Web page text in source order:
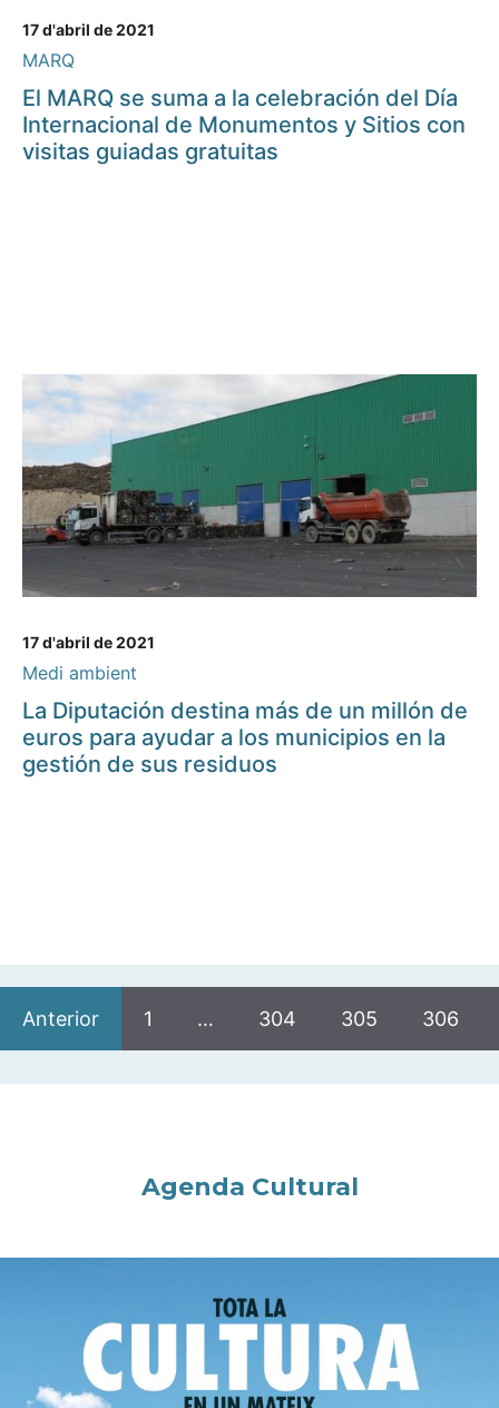
17 d'abril de 2021
MARQ
El MARQ se suma a la celebración del Día
Internacional de Monumentos y Sitios con
visitas guiadas gratuitas
17 d'abril de 2021
Medi ambient
La Diputación destina más de un millón de
euros para ayudar a los municipios en la
gestión de sus residuos
Anterior 1 … 304 305 306
Agenda Cultural